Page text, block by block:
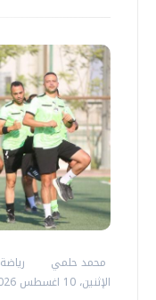
محمد حلمي
رياضة
الإثنين، 10 اغسطس 2026 03:33 م